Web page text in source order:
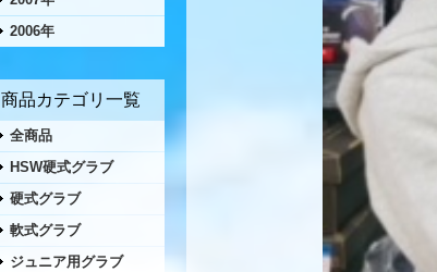
2006年
商品カテゴリ一覧
全商品
HSW硬式グラブ
硬式グラブ
軟式グラブ
ジュニア用グラブ